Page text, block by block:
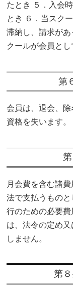
たとき ５．入会
とき ６．当スク
滞納し、請求が
クールが会員と
第
会員は、退会、
資格を失います。
月会費を含む諸
法で支払うもの
行のための必要
は、法令の定め
しません。
第